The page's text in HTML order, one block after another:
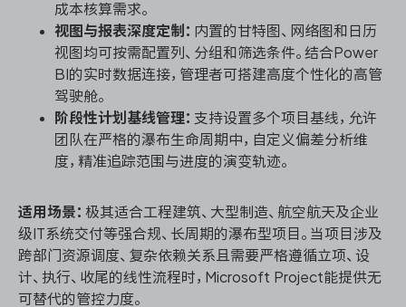
成本核算需求。
视图与报表深度定制： 内置的甘特图、网络图和日历
视图均可按需配置列、分组和筛选条件。结合Power
BI的实时数据连接，管理者可搭建高度个性化的高管
驾驶舱。
阶段性计划基线管理： 支持设置多个项目基线，允许
团队在严格的瀑布生命周期中，自定义偏差分析维
度，精准追踪范围与进度的演变轨迹。
适用场景： 极其适合工程建筑、大型制造、航空航天及企业
级IT系统交付等强合规、长周期的瀑布型项目。当项目涉及
跨部门资源调度、复杂依赖关系且需要严格遵循立项、设
计、执行、收尾的线性流程时，Microsoft Project能提供无
可替代的管控力度。